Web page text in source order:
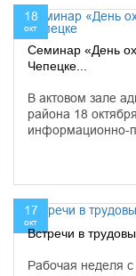
18
окт
Семинар «День
Чепецке...
В актовом зале
района 18
информационно-
17
окт
Встречи в
Рабочая неделя